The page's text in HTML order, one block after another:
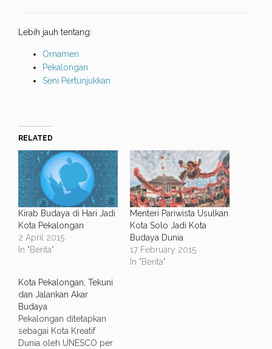
Lebih jauh tentang:
Ornamen
Pekalongan
Seni Pertunjukkan
RELATED
Kirab Budaya di Hari Jadi
Kota Pekalongan
2 April 2015
In "Berita"
Menteri Pariwista Usulkan
Kota Solo Jadi Kota
Budaya Dunia
17 February 2015
In "Berita"
Kota Pekalongan, Tekuni
dan Jalankan Akar
Budaya
Pekalongan ditetapkan
sebagai Kota Kreatif
Dunia oleh UNESCO per